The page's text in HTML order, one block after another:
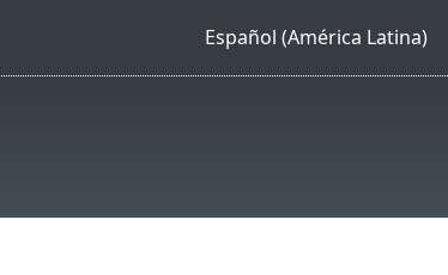
Español (América Latina)